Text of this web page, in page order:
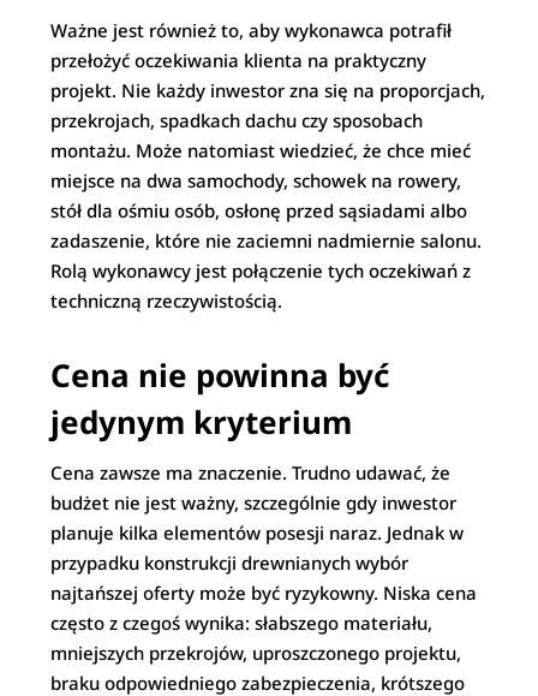
Ważne jest również to, aby wykonawca potrafił
przełożyć oczekiwania klienta na praktyczny
projekt. Nie każdy inwestor zna się na proporcjach,
przekrojach, spadkach dachu czy sposobach
montażu. Może natomiast wiedzieć, że chce mieć
miejsce na dwa samochody, schowek na rowery,
stół dla ośmiu osób, osłonę przed sąsiadami albo
zadaszenie, które nie zaciemni nadmiernie salonu.
Rolą wykonawcy jest połączenie tych oczekiwań z
techniczną rzeczywistością.
Cena nie powinna być
jedynym kryterium
Cena zawsze ma znaczenie. Trudno udawać, że
budżet nie jest ważny, szczególnie gdy inwestor
planuje kilka elementów posesji naraz. Jednak w
przypadku konstrukcji drewnianych wybór
najtańszej oferty może być ryzykowny. Niska cena
często z czegoś wynika: słabszego materiału,
mniejszych przekrojów, uproszczonego projektu,
braku odpowiedniego zabezpieczenia, krótszego